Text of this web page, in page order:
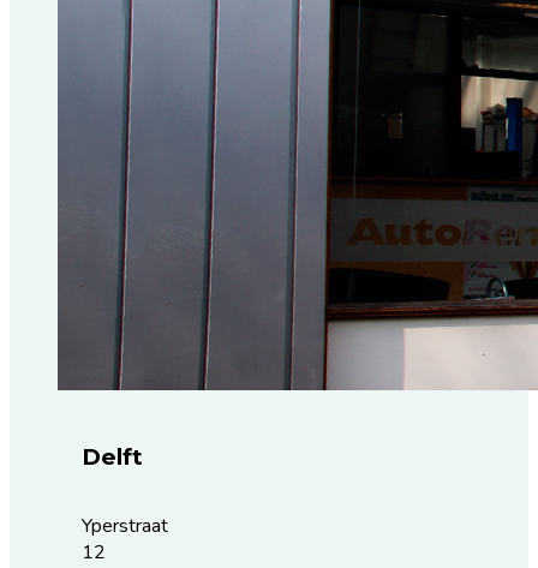
Delft
Yperstraat
12